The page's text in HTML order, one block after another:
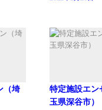
（埼
特定施設エン
玉県深谷市）